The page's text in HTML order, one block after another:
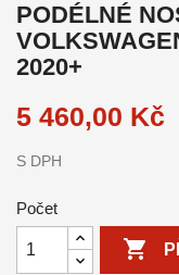
PODÉLNÉ
2020+
5 460,00 Kč
S DPH
Počet
